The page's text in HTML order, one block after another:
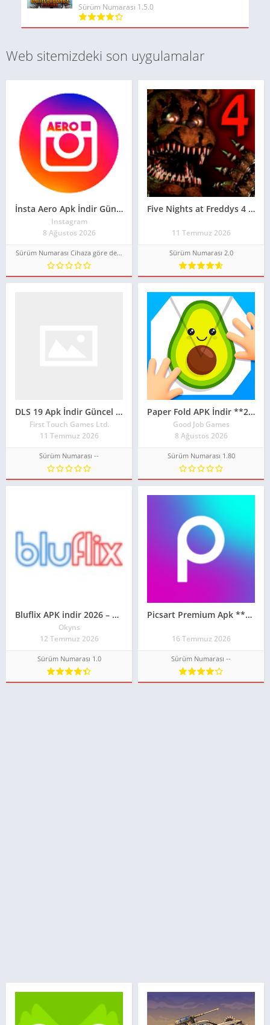
Sürüm Numarası 1.5.0
Web sitemizdeki son uygulamalar
İnsta Aero Apk İndir Güncel 2026** Hileli ve Hilesiz İnsta Aero Apk İndir
Instagram
8 Ağustos 2026
Sürüm Numarası Cihaza göre değişir
Five Nights at Freddys 4 Hileli Apk Güncel 2026**
11 Temmuz 2026
Sürüm Numarası 2.0
DLS 19 Apk İndir Güncel 2026** Para Hileli Mod Apk İndir
First Touch Games Ltd.
11 Temmuz 2026
Sürüm Numarası --
Paper Fold APK İndir **2026**
Good Job Games
8 Ağustos 2026
Sürüm Numarası 1.80
Bluflix APK indir 2026 – Güncel Sürüm
Okyns
12 Temmuz 2026
Sürüm Numarası 1.0
Picsart Premium Apk **GÜNCEL SÜRÜM 2026**
16 Temmuz 2026
Sürüm Numarası --